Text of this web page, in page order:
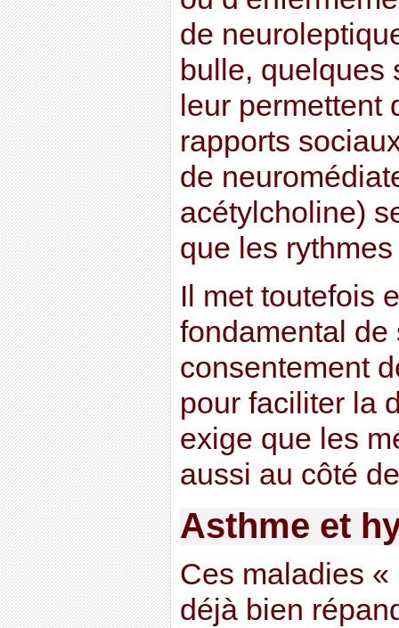
de
bulle, quelques
leur permettent
rapports
de
acétylcholine)
que les
Il met toutefois
fondamental de
consentement
pour faciliter la
exige que les
aussi au côté
Asthme et
Ces maladies
déjà bien